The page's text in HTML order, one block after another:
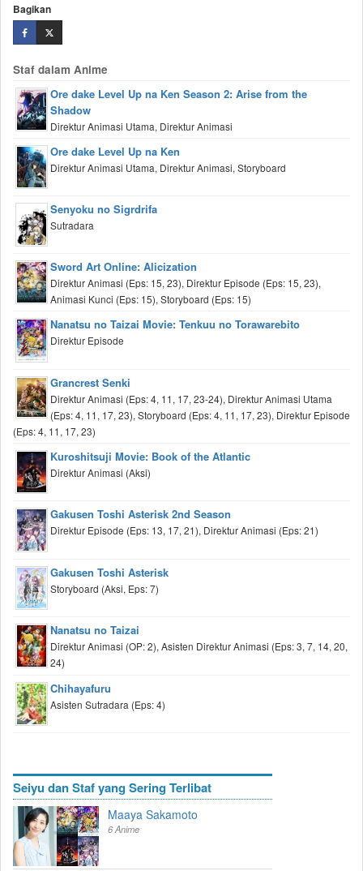
Bagikan
Staf dalam Anime
Ore dake Level Up na Ken Season 2: Arise from the
Shadow
Direktur Animasi Utama, Direktur Animasi
Ore dake Level Up na Ken
Direktur Animasi Utama, Direktur Animasi, Storyboard
Senyoku no Sigrdrifa
Sutradara
Sword Art Online: Alicization
Direktur Animasi (Eps: 15, 23), Direktur Episode (Eps: 15, 23),
Animasi Kunci (Eps: 15), Storyboard (Eps: 15)
Nanatsu no Taizai Movie: Tenkuu no Torawarebito
Direktur Episode
Grancrest Senki
Direktur Animasi (Eps: 4, 11, 17, 23-24), Direktur Animasi Utama
(Eps: 4, 11, 17, 23), Storyboard (Eps: 4, 11, 17, 23), Direktur Episode
(Eps: 4, 11, 17, 23)
Kuroshitsuji Movie: Book of the Atlantic
Direktur Animasi (Aksi)
Gakusen Toshi Asterisk 2nd Season
Direktur Episode (Eps: 13, 17, 21), Direktur Animasi (Eps: 21)
Gakusen Toshi Asterisk
Storyboard (Aksi, Eps: 7)
Nanatsu no Taizai
Direktur Animasi (OP: 2), Asisten Direktur Animasi (Eps: 3, 7, 14, 20,
24)
Chihayafuru
Asisten Sutradara (Eps: 4)
Seiyu dan Staf yang Sering Terlibat
Maaya Sakamoto
6 Anime